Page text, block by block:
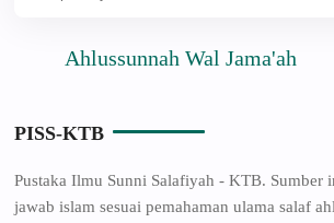
Ahlussunnah Wal Jama'ah
PISS-KTB
Pustaka Ilmu Sunni Salafiyah - KTB. Sumber
jawab islam sesuai pemahaman ulama salaf